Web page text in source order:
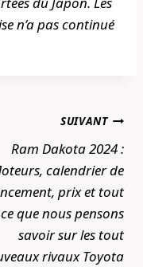
n’a pas continué
SUIVANT
Ram Dakota 2024 :
calendrier de
prix et tout
ce que nous pensons
savoir sur les tout
rivaux Toyota